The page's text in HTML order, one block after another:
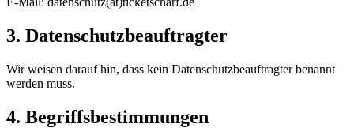
3. Datenschutzbeauftragter
Wir weisen darauf hin, dass kein Datenschutzbeauftragter benannt
werden muss.
4. Begriffsbestimmungen